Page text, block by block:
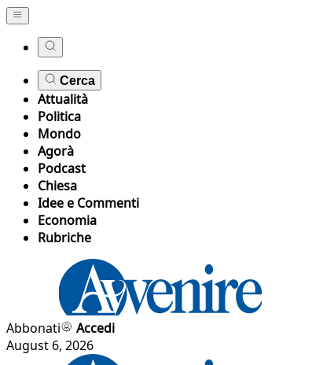
Cerca
Attualità
Politica
Mondo
Agorà
Podcast
Chiesa
Idee e Commenti
Economia
Rubriche
Abbonati
Accedi
August 6, 2026